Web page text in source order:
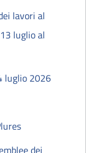
lavori al
luglio al
luglio 2026